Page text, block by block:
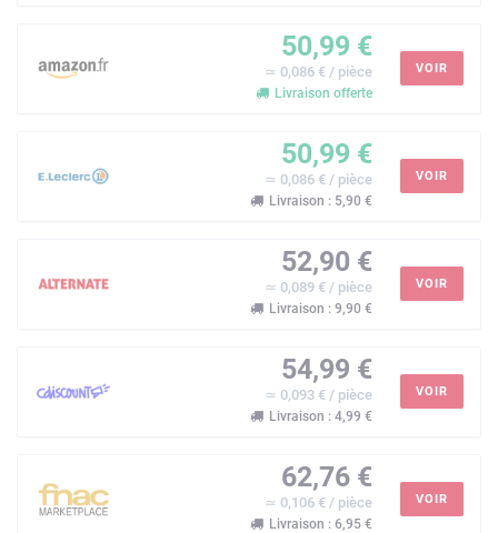
50,99 €
≃ 0,086 € / pièce
Livraison offerte
VOIR
50,99 €
≃ 0,086 € / pièce
Livraison : 5,90 €
VOIR
52,90 €
≃ 0,089 € / pièce
Livraison : 9,90 €
VOIR
54,99 €
≃ 0,093 € / pièce
Livraison : 4,99 €
VOIR
62,76 €
≃ 0,106 € / pièce
Livraison : 6,95 €
VOIR